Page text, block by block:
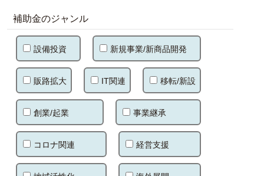
補助金のジャンル
設備投資 新規事業/新商品開発
販路拡大 IT関連 移転/新設
創業/起業 事業継承
コロナ関連 経営支援